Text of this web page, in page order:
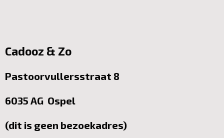
Cadooz & Zo
Pastoorvullersstraat 8
6035 AG Ospel
(dit is geen bezoekadres)